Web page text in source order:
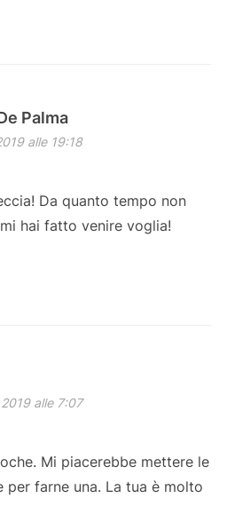
Palma
alle 19:18
Da quanto tempo non
hai fatto venire voglia!
alle 7:07
Mi piacerebbe mettere le
per farne una. La tua è molto